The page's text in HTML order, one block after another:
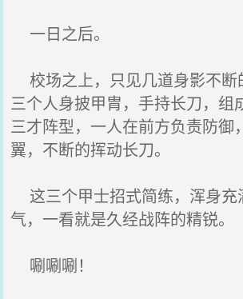
一日之后。
校场之上，只见几道身影不断
三个人身披甲胄，手持长刀，组
三才阵型，一人在前方负责防御
翼，不断的挥动长刀。
这三个甲士招式简练，浑身充
气，一看就是久经战阵的精锐。
唰唰唰！